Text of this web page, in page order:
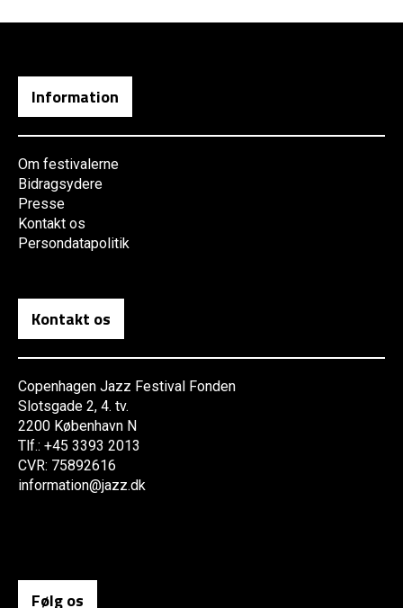
Information
Om festivalerne
Bidragsydere
Presse
Kontakt os
Persondatapolitik
Kontakt os
Copenhagen Jazz Festival Fonden
Slotsgade 2, 4. tv.
2200 København N
Tlf.: +45 3393 2013
CVR: 75892616
information@jazz.dk
Følg os